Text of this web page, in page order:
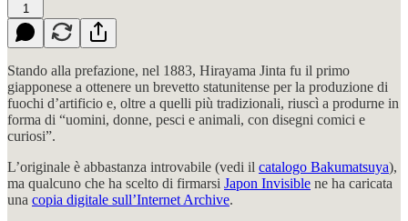
1
Stando alla prefazione, nel 1883, Hirayama Jinta fu il primo
giapponese a ottenere un brevetto statunitense per la produzione di
fuochi d’artificio e, oltre a quelli più tradizionali, riuscì a produrne in
forma di “uomini, donne, pesci e animali, con disegni comici e
curiosi”.
L’originale è abbastanza introvabile (vedi il catalogo Bakumatsuya),
ma qualcuno che ha scelto di firmarsi Japon Invisible ne ha caricata
una copia digitale sull’Internet Archive.